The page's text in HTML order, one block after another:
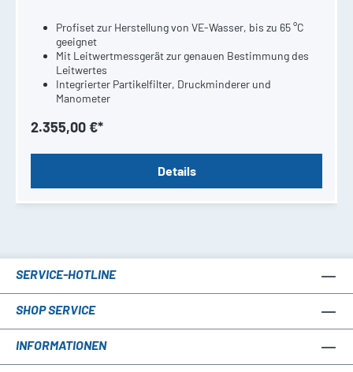
Profiset zur Herstellung von VE-Wasser, bis zu 65 °C
geeignet
Mit Leitwertmessgerät zur genauen Bestimmung des
Leitwertes
Integrierter Partikelfilter, Druckminderer und
Manometer
Verschneideeinrichtung
2.355,00 €*
Details
SERVICE-HOTLINE
SHOP SERVICE
INFORMATIONEN